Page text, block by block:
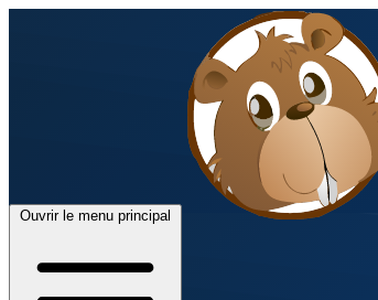
Ouvrir le menu principal